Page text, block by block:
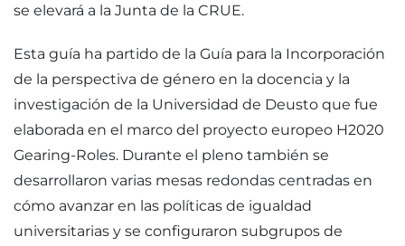
se elevará a la Junta de la CRUE.
Esta guía ha partido de la Guía para la Incorporación
de la perspectiva de género en la docencia y la
investigación de la Universidad de Deusto que fue
elaborada en el marco del proyecto europeo H2020
Gearing-Roles. Durante el pleno también se
desarrollaron varias mesas redondas centradas en
cómo avanzar en las políticas de igualdad
universitarias y se configuraron subgrupos de